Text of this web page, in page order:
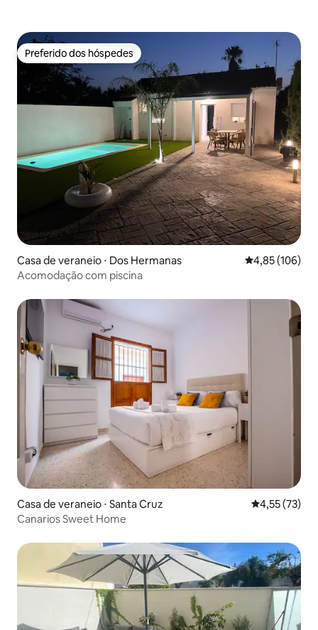
Preferido dos hóspedes
Preferido dos hóspedes
Casa de veraneio ⋅ Dos Hermanas 4,85 de uma
4,85 (106)
Acomodação com piscina
Casa de veraneio ⋅ Santa Cruz 4,55 de uma
4,55 (73)
Canarios Sweet Home